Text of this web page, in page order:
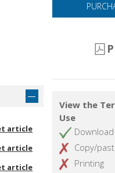
article
article
article
View the
Use
Download
Copy/
Printing